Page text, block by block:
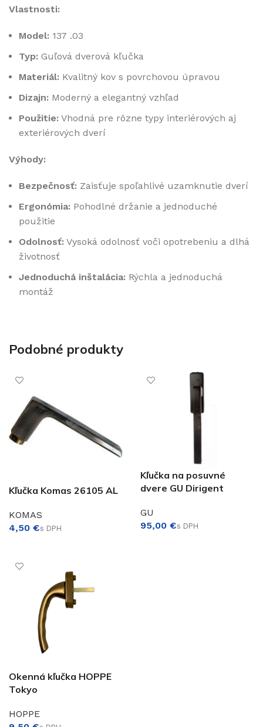
Vlastnosti:
Model: 137 .03
Typ: Guľová dverová kľučka
Materiál: Kvalitný kov s povrchovou úpravou
Dizajn: Moderný a elegantný vzhľad
Použitie: Vhodná pre rôzne typy interiérových aj
exteriérových dverí
Výhody:
Bezpečnosť: Zaisťuje spoľahlivé uzamknutie dverí
Ergonómia: Pohodlné držanie a jednoduché
použitie
Odolnosť: Vysoká odolnosť voči opotrebeniu a dlhá
životnosť
Jednoduchá inštalácia: Rýchla a jednoduchá
montáž
Podobné produkty
Kľučka Komas 26105 AL
KOMAS
€
Kľučka na posuvné
dvere GU Dirigent
GU
€
Okenná kľučka HOPPE
Tokyo
HOPPE